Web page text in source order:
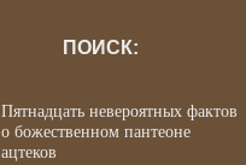
ПОИСК:
Пятнадцать невероятных фактов
о божественном пантеоне
ацтеков